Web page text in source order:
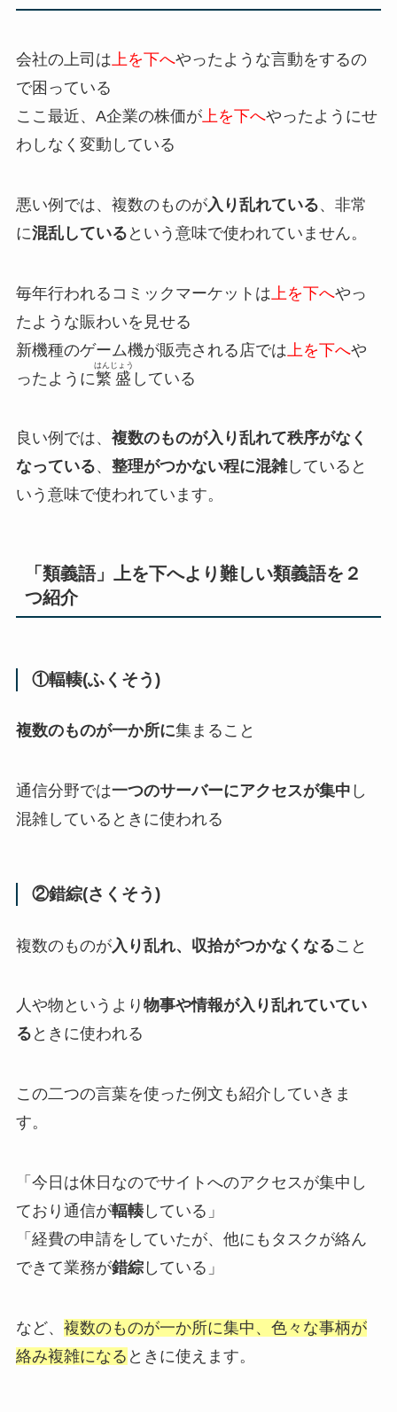
会社の上司は 上を下へやったような言動をするの
で困っている
ここ最近、A企業の株価が上を下へやったようにせ
わしなく変動している
悪い例では、複数のものが入り乱れている、非常
に混乱している という意味で使われていません。
毎年行われるコミックマーケットは 上を下へやっ
たような賑わいを見せる
新機種のゲーム機が販売される店では 上を下へや
ったように繁盛
はんじょう
している
良い例では、 複数のものが入り乱れて秩序がなく
なっている、 整理がつかない程に混雑していると
いう意味で使われています。
「類義語」上を下へより難しい類義語を２
つ紹介
①輻輳(ふくそう)
複数のものが一か所に集まること
通信分野では一つのサーバーにアクセスが集中 し
混雑しているときに使われる
②錯綜(さくそう)
複数のものが入り乱れ、収拾がつかなくなること
人や物というより 物事や情報が入り乱れていてい
る ときに使われる
この二つの言葉を使った例文も紹介していきま
す。
「今日は休日なのでサイトへのアクセスが集中し
ており通信が輻輳している」
「経費の申請をしていたが、他にもタスクが絡ん
できて業務が錯綜している」
など、 複数のものが一か所に集中、色々な事柄が
絡み複雑になる ときに使えます。